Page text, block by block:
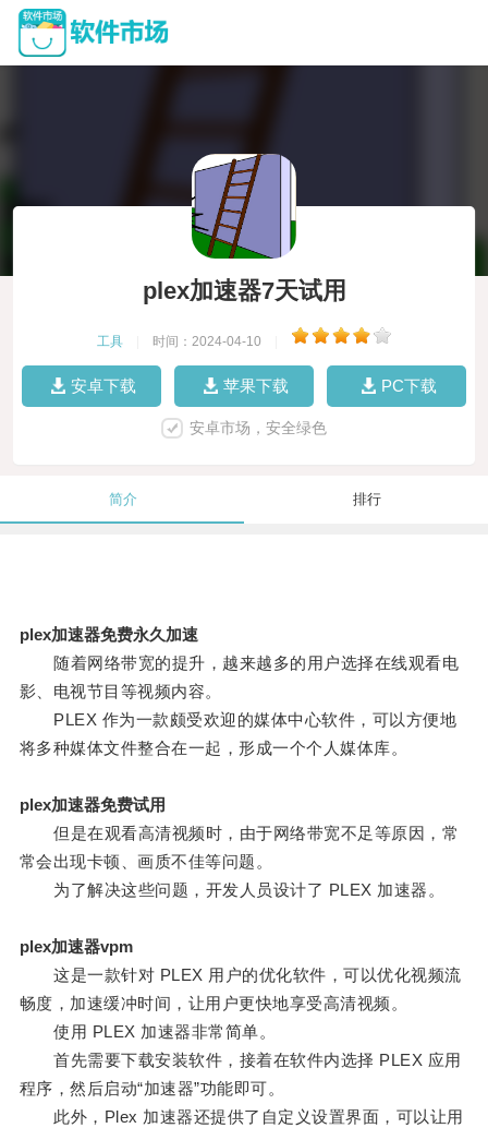
plex加速器7天试用
工具 时间：2024-04-10
安卓下载 苹果下载 PC下载
安卓市场，安全绿色
简介 排行
plex加速器免费永久加速
随着网络带宽的提升，越来越多的用户选择在线观看电
影、电视节目等视频内容。
PLEX 作为一款颇受欢迎的媒体中心软件，可以方便地
将多种媒体文件整合在一起，形成一个个人媒体库。
plex加速器免费试用
但是在观看高清视频时，由于网络带宽不足等原因，常
常会出现卡顿、画质不佳等问题。
为了解决这些问题，开发人员设计了 PLEX 加速器。
plex加速器vpm
这是一款针对 PLEX 用户的优化软件，可以优化视频流
畅度，加速缓冲时间，让用户更快地享受高清视频。
使用 PLEX 加速器非常简单。
首先需要下载安装软件，接着在软件内选择 PLEX 应用
程序，然后启动“加速器”功能即可。
此外，Plex 加速器还提供了自定义设置界面，可以让用